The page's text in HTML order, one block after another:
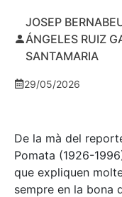
JOSEP
ÁNGELES RUIZ
SANTAMARIA
29/05/2026
De la mà del
Pomata (1926-
que expliquen
sempre en la bona